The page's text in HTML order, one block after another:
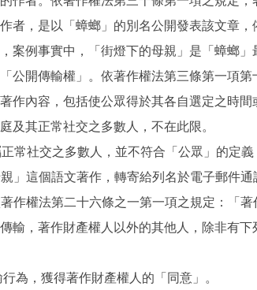
者，是以「蟑螂」的別名公開發表該文章，
案例事實中，「街燈下的母親」是「蟑螂」
開傳輸權」。依著作權法第三條第一項第
作內容，包括使公眾得於其各自選定之時間
及其正常社交之多數人，不在此限。
常社交之多數人，並不符合「公眾」的定義
」這個語文著作，轉寄給列名於電子郵件通
作權法第二十六條之一第一項之規定：「著
輸，著作財產權人以外的其他人，除非有下
為，獲得著作財產權人的「同意」。